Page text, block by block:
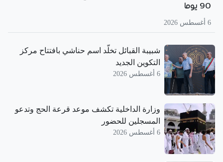
90 يوما
6 أغسطس 2026
شبيبة القبائل تخلّد اسم حناشي بافتتاح مركز
التكوين الجديد
6 أغسطس 2026
وزارة الداخلية تكشف موعد قرعة الحج وتدعو
المسجلين للحضور
6 أغسطس 2026